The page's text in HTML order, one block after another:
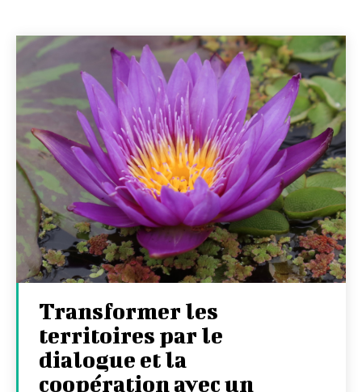
Transformer les
territoires par le
dialogue et la
coopération avec un